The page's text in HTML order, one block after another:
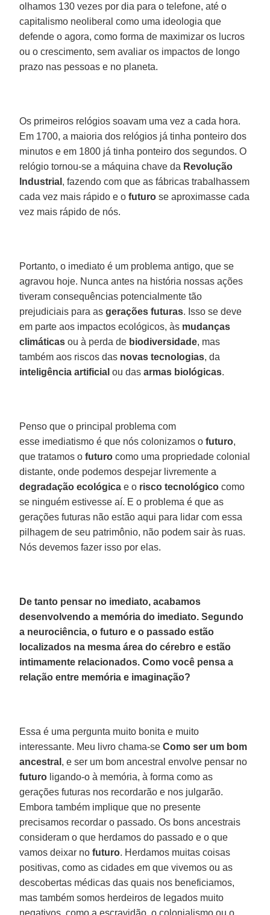
olhamos 130 vezes por dia para o telefone, até o
capitalismo neoliberal como uma ideologia que
defende o agora, como forma de maximizar os lucros
ou o crescimento, sem avaliar os impactos de longo
prazo nas pessoas e no planeta.
Os primeiros relógios soavam uma vez a cada hora.
Em 1700, a maioria dos relógios já tinha ponteiro dos
minutos e em 1800 já tinha ponteiro dos segundos. O
relógio tornou-se a máquina chave da Revolução
Industrial , fazendo com que as fábricas trabalhassem
cada vez mais rápido e ofuturo se aproximasse cada
vez mais rápido de nós.
Portanto, o imediato é um problema antigo, que se
agravou hoje. Nunca antes na história nossas ações
tiveram consequências potencialmente tão
prejudiciais para asgerações futuras. Isso se deve
em parte aos impactos ecológicos, às mudanças
climáticas ou à perda de biodiversidade, mas
também aos riscos das novas tecnologias, da
inteligência artificial ou dasarmas biológicas.
Penso que o principal problema com
esse imediatismo é que nós colonizamos ofuturo,
que tratamos ofuturo como uma propriedade colonial
distante, onde podemos despejar livremente a
degradação ecológica e o risco tecnológico como
se ninguém estivesse aí. E o problema é que as
gerações futuras não estão aqui para lidar com essa
pilhagem de seu patrimônio, não podem sair às ruas.
Nós devemos fazer isso por elas.
De tanto pensar no imediato, acabamos
desenvolvendo a memória do imediato. Segundo
a neurociência, o futuro e o passado estão
localizados na mesma área do cérebro e estão
intimamente relacionados. Como você pensa a
relação entre memória e imaginação?
Essa é uma pergunta muito bonita e muito
interessante. Meu livro chama-seComo ser um bom
ancestral , e ser um bom ancestral envolve pensar no
futuro ligando-o à memória, à forma como as
gerações futuras nos recordarão e nos julgarão.
Embora também implique que no presente
precisamos recordar o passado. Os bons ancestrais
consideram o que herdamos do passado e o que
vamos deixar nofuturo. Herdamos muitas coisas
positivas, como as cidades em que vivemos ou as
descobertas médicas das quais nos beneficiamos,
mas também somos herdeiros de legados muito
negativos, como a escravidão, o colonialismo ou o